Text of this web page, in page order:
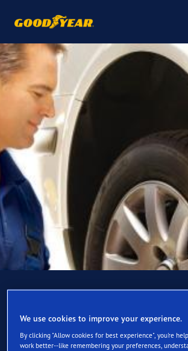
We use cookies to improve your experience.
By clicking "Allow cookies for best experience", you're
work better--like remembering your preferences,